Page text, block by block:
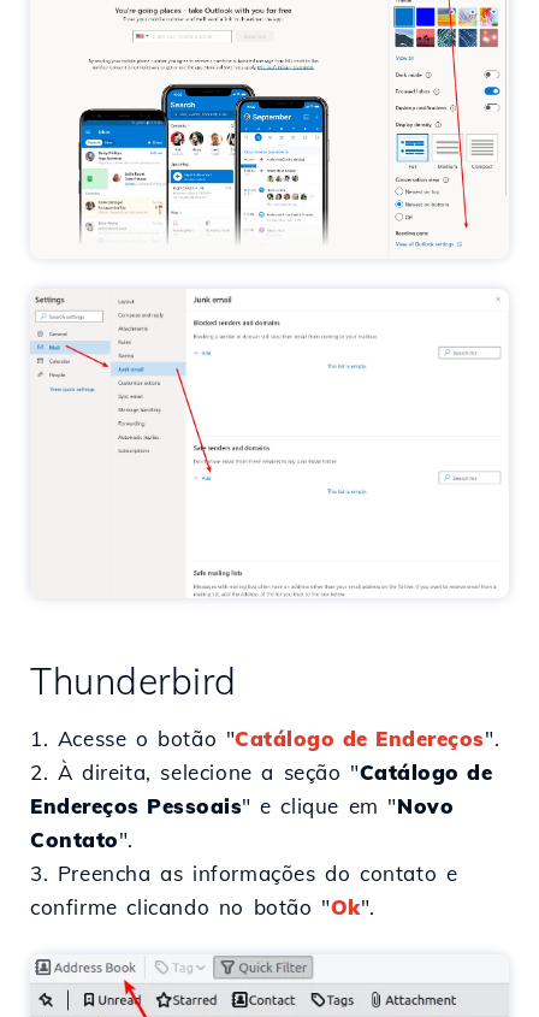
Thunderbird
1. Acesse o botão "Catálogo de Endereços".
2. À direita, selecione a seção "Catálogo de
Endereços Pessoais" e clique em "Novo
Contato".
3. Preencha as informações do contato e
confirme clicando no botão "Ok".